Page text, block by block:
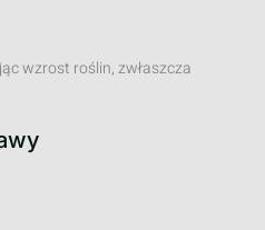
wzrost roślin, zwłaszcza